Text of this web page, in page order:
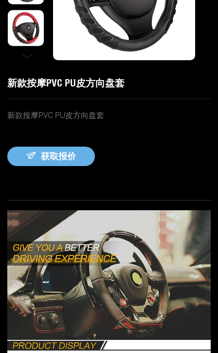
新款按摩PVC PU皮方向盘套
新款按摩PVC PU皮方向盘套
获取报价